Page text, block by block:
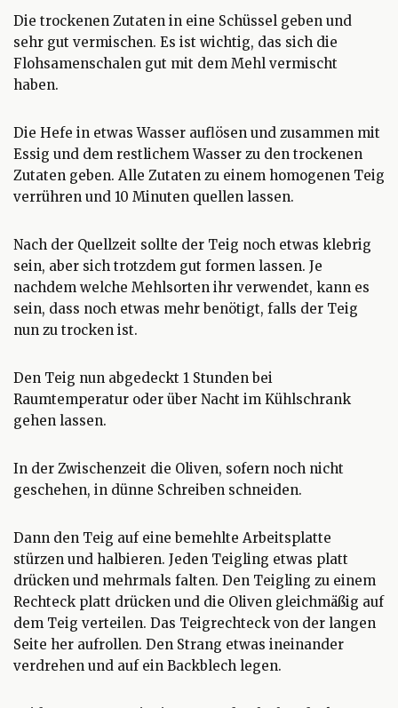
Die trockenen Zutaten in eine Schüssel geben und
sehr gut vermischen. Es ist wichtig, das sich die
Flohsamenschalen gut mit dem Mehl vermischt
haben.
Die Hefe in etwas Wasser auflösen und zusammen mit
Essig und dem restlichem Wasser zu den trockenen
Zutaten geben. Alle Zutaten zu einem homogenen Teig
verrühren und 10 Minuten quellen lassen.
Nach der Quellzeit sollte der Teig noch etwas klebrig
sein, aber sich trotzdem gut formen lassen. Je
nachdem welche Mehlsorten ihr verwendet, kann es
sein, dass noch etwas mehr benötigt, falls der Teig
nun zu trocken ist.
Den Teig nun abgedeckt 1 Stunden bei
Raumtemperatur oder über Nacht im Kühlschrank
gehen lassen.
In der Zwischenzeit die Oliven, sofern noch nicht
geschehen, in dünne Schreiben schneiden.
Dann den Teig auf eine bemehlte Arbeitsplatte
stürzen und halbieren. Jeden Teigling etwas platt
drücken und mehrmals falten. Den Teigling zu einem
Rechteck platt drücken und die Oliven gleichmäßig auf
dem Teig verteilen. Das Teigrechteck von der langen
Seite her aufrollen. Den Strang etwas ineinander
verdrehen und auf ein Backblech legen.